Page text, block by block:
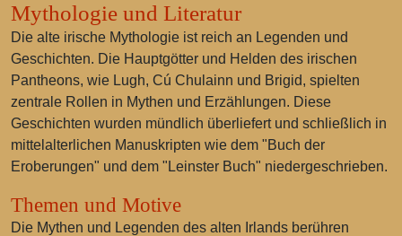
Mythologie und Literatur
Die alte irische Mythologie ist reich an Legenden und
Geschichten. Die Hauptgötter und Helden des irischen
Pantheons, wie Lugh, Cú Chulainn und Brigid, spielten
zentrale Rollen in Mythen und Erzählungen. Diese
Geschichten wurden mündlich überliefert und schließlich in
mittelalterlichen Manuskripten wie dem "Buch der
Eroberungen" und dem "Leinster Buch" niedergeschrieben.
Themen und Motive
Die Mythen und Legenden des alten Irlands berühren